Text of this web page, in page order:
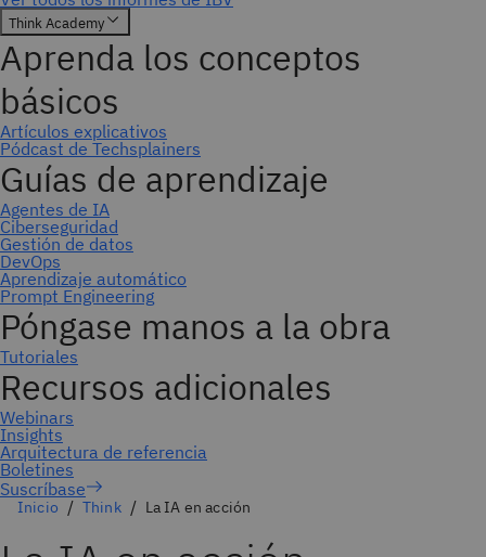
Suscríbase
Inicio Think La IA en acción